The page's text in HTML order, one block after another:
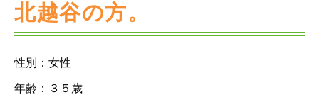
北越谷の方。
性別：女性
年齢：３５歳